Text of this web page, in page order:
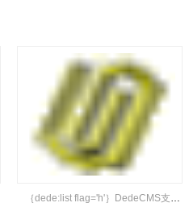
｛dede:list flag='h'｝DedeCMS支持flag标签解决办法